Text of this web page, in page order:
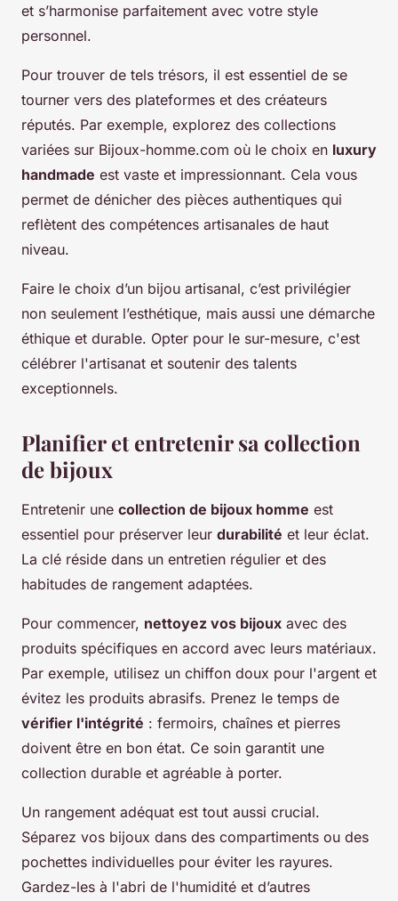
et s’harmonise parfaitement avec votre style
personnel.
Pour trouver de tels trésors, il est essentiel de se
tourner vers des plateformes et des créateurs
réputés. Par exemple, explorez des collections
variées sur Bijoux-homme.com où le choix en luxury
handmade est vaste et impressionnant. Cela vous
permet de dénicher des pièces authentiques qui
reflètent des compétences artisanales de haut
niveau.
Faire le choix d’un bijou artisanal, c’est privilégier
non seulement l’esthétique, mais aussi une démarche
éthique et durable. Opter pour le sur-mesure, c'est
célébrer l'artisanat et soutenir des talents
exceptionnels.
Planifier et entretenir sa collection
de bijoux
Entretenir une collection de bijoux homme est
essentiel pour préserver leur durabilité et leur éclat.
La clé réside dans un entretien régulier et des
habitudes de rangement adaptées.
Pour commencer, nettoyez vos bijoux avec des
produits spécifiques en accord avec leurs matériaux.
Par exemple, utilisez un chiffon doux pour l'argent et
évitez les produits abrasifs. Prenez le temps de
vérifier l'intégrité : fermoirs, chaînes et pierres
doivent être en bon état. Ce soin garantit une
collection durable et agréable à porter.
Un rangement adéquat est tout aussi crucial.
Séparez vos bijoux dans des compartiments ou des
pochettes individuelles pour éviter les rayures.
Gardez-les à l'abri de l'humidité et d’autres